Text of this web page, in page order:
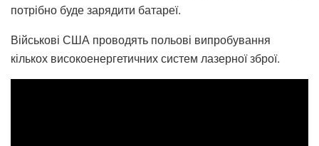
потрібно буде зарядити батареї.
Військові США проводять польові випробування
кількох високоенергетичних систем лазерної зброї.